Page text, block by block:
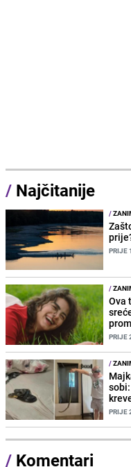
/ Najčitanije
/
PRIJE
/
Ova
PRIJE
/
PRIJE
/ Komentari